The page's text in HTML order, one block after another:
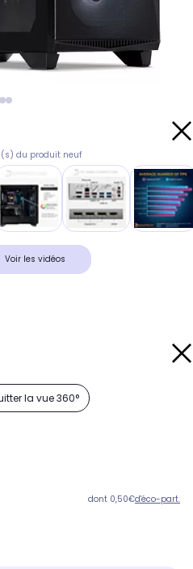
du produit neuf
Voir les vidéos
la vue 360°
dont 0,50€d'éco-part.